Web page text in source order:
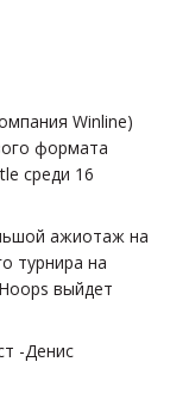
Winline)
формата
среди 16
ажиотаж на
турнира на
выйдет
-Денис